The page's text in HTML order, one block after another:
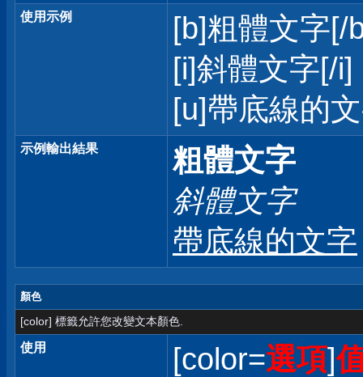
使用示例
[b]粗體文字[/
[i]斜體文字[/i]
[u]帶底線的
示例輸出結果
粗體文字
斜體文字
帶底線的文字
顏色
[color] 標籤允許您改變文本顏色.
使用 [color=選項]